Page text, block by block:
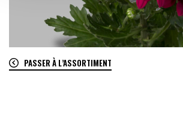
PASSER À L’ASSORTIMENT